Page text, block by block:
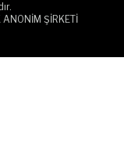
ANONİM ŞİRKETİ